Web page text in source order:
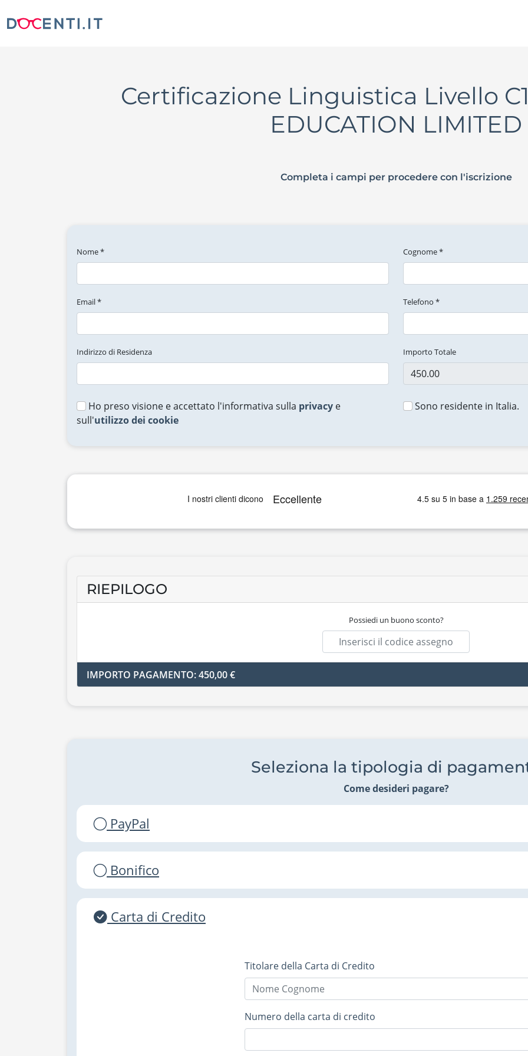
Certificazione Linguistica Livello
EDUCATION LIMITED
Completa i campi per procedere con l'iscrizione
Nome * Cognome *
Email * Telefono *
Indirizzo di Residenza Importo Totale
Ho preso visione e accettato l'informativa sulla privacy e
sull'utilizzo dei cookie
Sono residente in Italia.
RIEPILOGO
Possiedi un buono sconto?
IMPORTO PAGAMENTO: 450,00 €
Seleziona la tipologia di
Come desideri pagare?
PayPal
Bonifico
Carta di Credito
Titolare della Carta di Credito
Numero della carta di credito